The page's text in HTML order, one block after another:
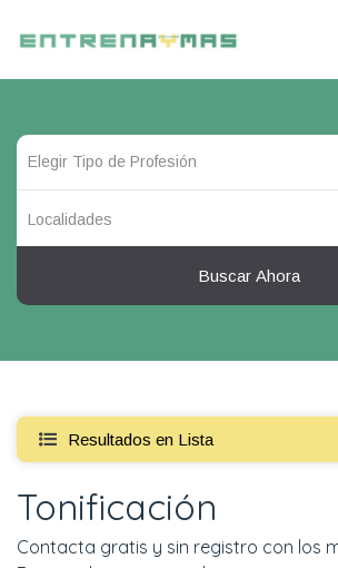
Localidades
Buscar Ahora
Resultados en Lista
Tonificación
Contacta gratis y sin registro con los